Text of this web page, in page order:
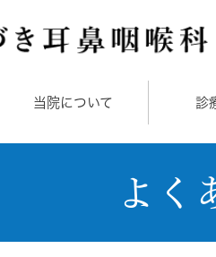
当院について 診
よく